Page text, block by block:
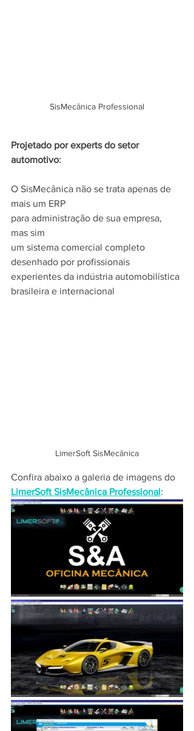
SisMecânica Professional
Projetado por experts do setor
automotivo:
O SisMecânica não se trata apenas de
mais um ERP
para administração de sua empresa,
mas sim
um sistema comercial completo
desenhado por profissionais
experientes da indústria automobilística
brasileira e internacional
LimerSoft SisMecânica
Confira abaixo a galeria de imagens do
LimerSoft SisMecânica Professional: